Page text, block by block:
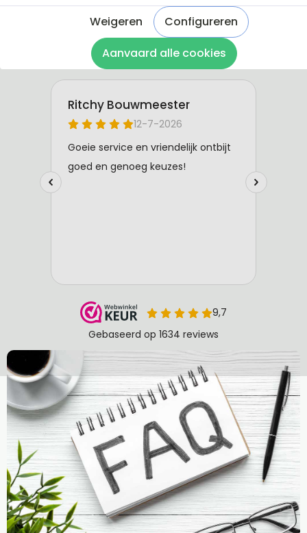
Weigeren
Configureren
Aanvaard alle cookies